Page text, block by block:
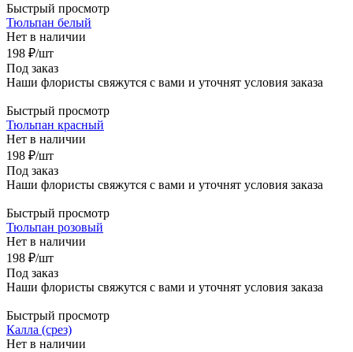
Быстрый просмотр
Тюльпан белый
Нет в наличии
198 ₽/шт
Под заказ
Наши флористы свяжутся с вами и уточнят условия заказа
Быстрый просмотр
Тюльпан красный
Нет в наличии
198 ₽/шт
Под заказ
Наши флористы свяжутся с вами и уточнят условия заказа
Быстрый просмотр
Тюльпан розовый
Нет в наличии
198 ₽/шт
Под заказ
Наши флористы свяжутся с вами и уточнят условия заказа
Быстрый просмотр
Калла (срез)
Нет в наличии